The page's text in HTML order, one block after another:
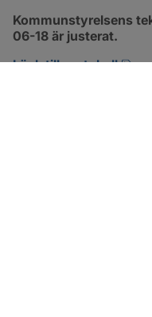
Kommunstyrelsens
06-18 är justerat.
Länk till protokoll